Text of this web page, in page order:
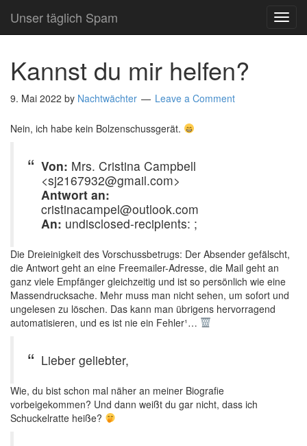
Unser täglich Spam
Kannst du mir helfen?
9. Mai 2022 by Nachtwächter Leave a Comment
Nein, ich habe kein Bolzenschussgerät.
Von: Mrs. Cristina Campbell
<sj2167932@gmail.com>
Antwort an:
cristinacampel@outlook.com
An: undisclosed-recipients: ;
Die Dreieinigkeit des Vorschussbetrugs: Der Absender gefälscht,
die Antwort geht an eine Freemailer-Adresse, die Mail geht an
ganz viele Empfänger gleichzeitig und ist so persönlich wie eine
Massendrucksache. Mehr muss man nicht sehen, um sofort und
ungelesen zu löschen. Das kann man übrigens hervorragend
automatisieren, und es ist nie ein Fehler¹…
Lieber geliebter,
Wie, du bist schon mal näher an meiner Biografie
vorbeigekommen? Und dann weißt du gar nicht, dass ich
Schuckelratte heiße?